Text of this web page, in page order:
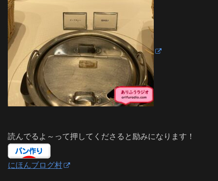
読んでるよ～って押してくださると励みになります！
にほんブログ村